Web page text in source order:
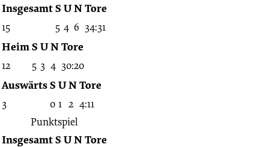
InsgesamtS UNTore
15 5 4 6 34:31
HeimS UNTore
12 5 3 4 30:20
AuswärtsS UNTore
3 0 1 2 4:11
Punktspiel
InsgesamtS UNTore